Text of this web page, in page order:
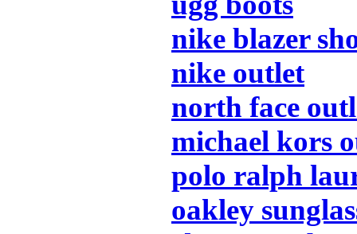
nike blazer
nike outlet
north face
michael kors
polo ralph
oakley